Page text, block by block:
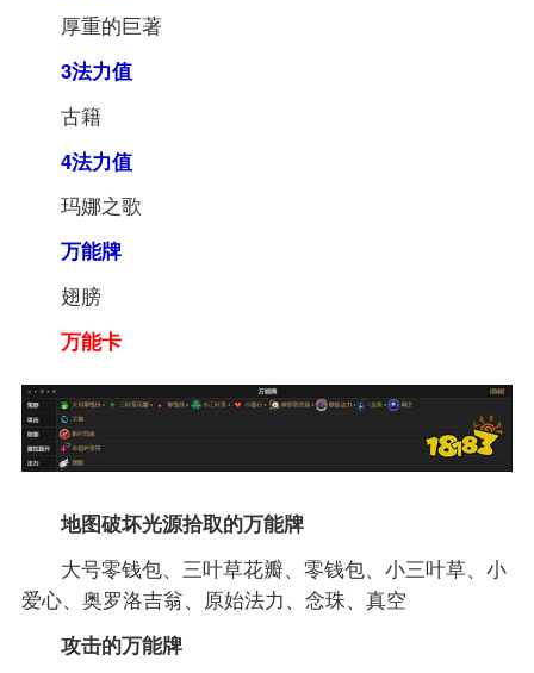
厚重的巨著
3法力值
古籍
4法力值
玛娜之歌
万能牌
翅膀
万能卡
地图破坏光源拾取的万能牌
大号零钱包、三叶草花瓣、零钱包、小三叶草、小
爱心、奥罗洛吉翁、原始法力、念珠、真空
攻击的万能牌